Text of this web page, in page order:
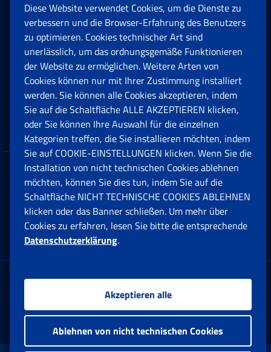
Rente und Sozialversicherung
Arbeit
Beihilfen, Subventionen und Entschädigungen
Unternehmen und Freiberufler
Datenschutz
Cookie einstellungen
Multikanal-Contact Center
Firmensitz:
Via Ciro il Grande, 21
00144 Roma
Diese Website verwendet Cookies, um die Dienste zu
verbessern und die Browser-Erfahrung des Benutzers
zu optimieren. Cookies technischer Art sind
unerlässlich, um das ordnungsgemäße Funktionieren
der Website zu ermöglichen. Weitere Arten von
Cookies können nur mit Ihrer Zustimmung installiert
werden. Sie können alle Cookies akzeptieren, indem
Sie auf die Schaltfläche ALLE AKZEPTIEREN klicken,
oder Sie können Ihre Auswahl für die einzelnen
Kategorien treffen, die Sie installieren möchten, indem
Sie auf COOKIE-EINSTELLUNGEN klicken. Wenn Sie die
Installation von nicht technischen Cookies ablehnen
möchten, können Sie dies tun, indem Sie auf die
Schaltfläche NICHT TECHNISCHE COOKIES ABLEHNEN
klicken oder das Banner schließen. Um mehr über
Cookies zu erfahren, lesen Sie bitte die entsprechende
Datenschutzerklärung.
Akzeptieren alle
Ablehnen von nicht technischen Cookies